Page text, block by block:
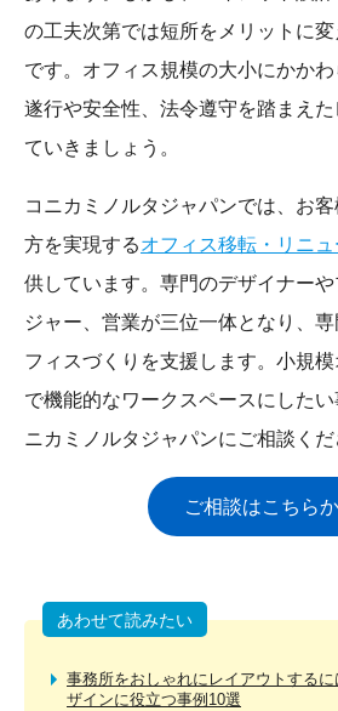
の工夫次第では短所をメリットに
です。オフィス規模の大小にかか
遂行や安全性、法令遵守を踏まえ
ていきましょう。
コニカミノルタジャパンでは、お
方を実現するオフィス移転・リニ
供しています。専門のデザイナー
ジャー、営業が三位一体となり、
フィスづくりを支援します。小規
で機能的なワークスペースにした
ニカミノルタジャパンにご相談くだ
ご相談はこちら
あわせて読みたい
事務所をおしゃれにレイアウトする
ザインに役立つ事例10選